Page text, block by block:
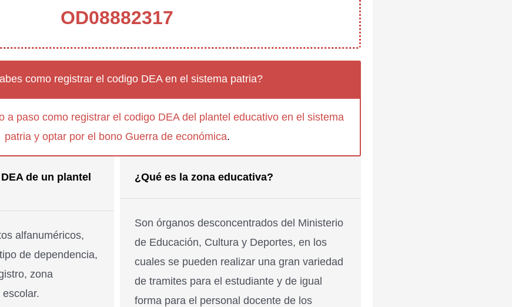
OD08882317
como registrar el codigo DEA en el sistema patria?
a paso como registrar el codigo DEA del plantel educativo en el sistema
patria y optar por el bono Guerra de económica.
de un plantel
alfanuméricos,
de dependencia,
zona
¿Qué es la zona educativa?
Son órganos desconcentrados del Ministerio
de Educación, Cultura y Deportes, en los
cuales se pueden realizar una gran variedad
de tramites para el estudiante y de igual
forma para el personal docente de los